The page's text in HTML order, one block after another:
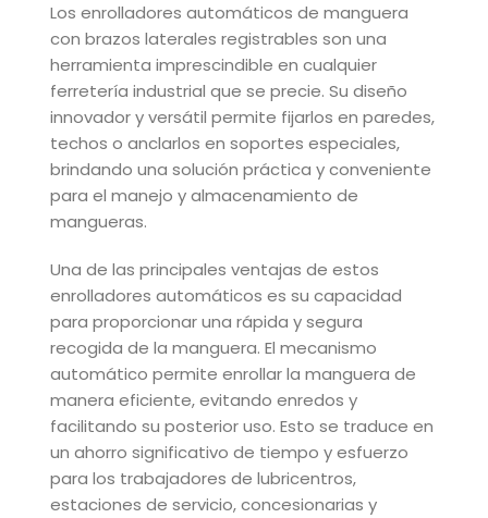
Los enrolladores automáticos de manguera
con brazos laterales registrables son una
herramienta imprescindible en cualquier
ferretería industrial que se precie. Su diseño
innovador y versátil permite fijarlos en paredes,
techos o anclarlos en soportes especiales,
brindando una solución práctica y conveniente
para el manejo y almacenamiento de
mangueras.
Una de las principales ventajas de estos
enrolladores automáticos es su capacidad
para proporcionar una rápida y segura
recogida de la manguera. El mecanismo
automático permite enrollar la manguera de
manera eficiente, evitando enredos y
facilitando su posterior uso. Esto se traduce en
un ahorro significativo de tiempo y esfuerzo
para los trabajadores de lubricentros,
estaciones de servicio, concesionarias y